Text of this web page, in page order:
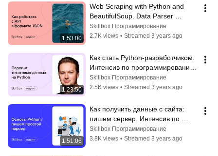
1:53:00
Web Scraping with Python and
BeautifulSoup. Data Parser
Programming Intensive
Skillbox Программирование
2.7K views • Streamed 3 years ago
1:23:50
Как стать Python-разработчиком.
Интенсив по программированию
парсера данных на Python
Skillbox Программирование
2.5K views • Streamed 3 years ago
1:51:06
Как получить данные с сайта:
пишем сервер. Интенсив по
программированию парсера
данных на Python
Skillbox Программирование
3.8K views • Streamed 3 years ago